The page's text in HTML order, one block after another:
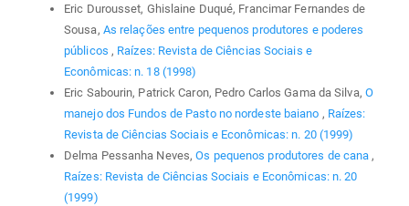
Eric Durousset, Ghislaine Duqué, Francimar Fernandes de
Sousa, As relações entre pequenos produtores e poderes
públicos , Raízes: Revista de Ciências Sociais e
Econômicas: n. 18 (1998)
Eric Sabourin, Patrick Caron, Pedro Carlos Gama da Silva, O
manejo dos Fundos de Pasto no nordeste baiano , Raízes:
Revista de Ciências Sociais e Econômicas: n. 20 (1999)
Delma Pessanha Neves,Os pequenos produtores de cana ,
Raízes: Revista de Ciências Sociais e Econômicas: n. 20
(1999)